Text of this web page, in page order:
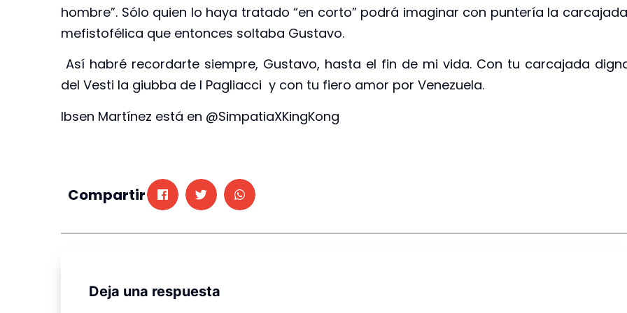
hombre”. Sólo quien lo haya tratado “en corto” podrá imaginar con puntería la
mefistofélica que entonces soltaba Gustavo.
Así habré recordarte siempre, Gustavo, hasta el fin de mi vida. Con tu carcajada
del Vesti la giubba de I Pagliacci y con tu fiero amor por Venezuela.
Ibsen Martínez está en @SimpatiaXKingKong
Compartir
Deja una respuesta